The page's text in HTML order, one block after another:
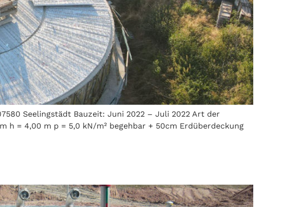
Seelingstädt Bauzeit: Juni 2022 – Juli 2022 Art der
h = 4,00 m p = 5,0 kN/m² begehbar + 50cm Erdüberdeckung